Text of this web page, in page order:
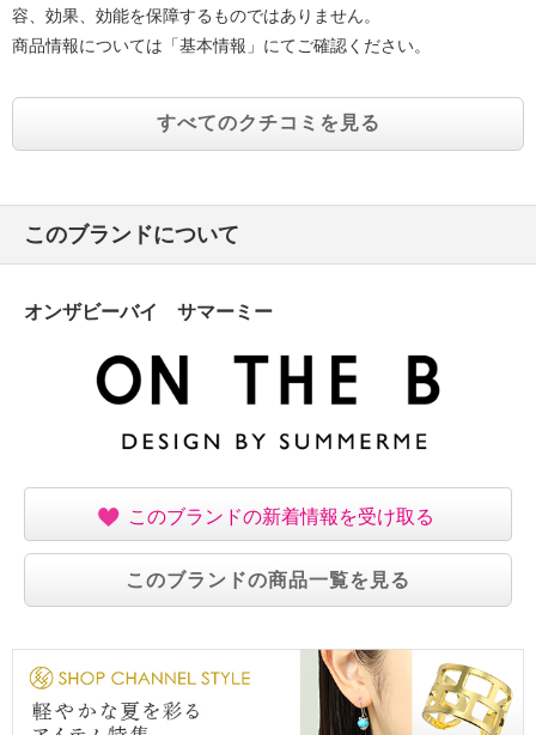
容、効果、効能を保障するものではありません。
商品情報については「基本情報」にてご確認ください。
すべてのクチコミを見る
このブランドについて
オンザビーバイ サマーミー
このブランドの新着情報を受け取る
このブランドの商品一覧を見る